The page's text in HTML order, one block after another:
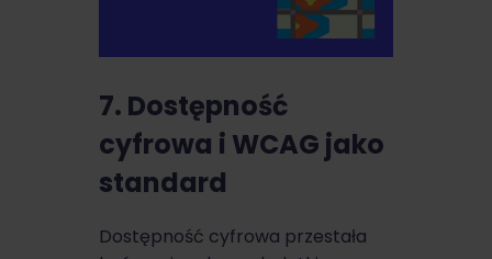
7. Dostępność
cyfrowa i WCAG jako
standard
Dostępność cyfrowa przestała